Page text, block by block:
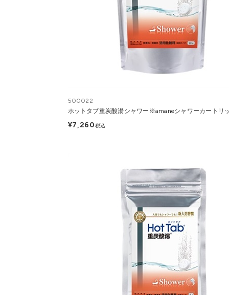
500022
ホットタブ重炭酸湯シャワー※amaneシャワーカート
¥7,260税込